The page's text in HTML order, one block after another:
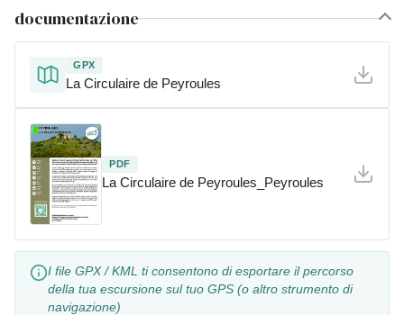
documentazione
GPX
La Circulaire de Peyroules
PDF
La Circulaire de Peyroules_Peyroules
I file GPX / KML ti consentono di esportare il percorso
della tua escursione sul tuo GPS (o altro strumento di
navigazione)